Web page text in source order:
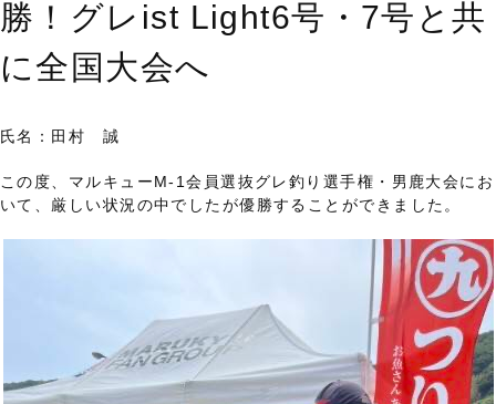
勝！グレist Light6号・7号と共
に全国大会へ
氏名：田村 誠
この度、マルキューM-1会員選抜グレ釣り選手権・男鹿大会にお
いて、厳しい状況の中でしたが優勝することができました。